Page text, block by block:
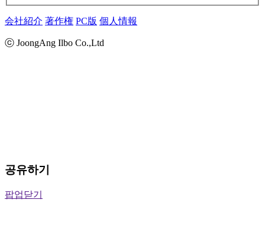
会社紹介 著作権 PC版 個人情報
ⓒ JoongAng Ilbo Co.,Ltd
공유하기
팝업닫기